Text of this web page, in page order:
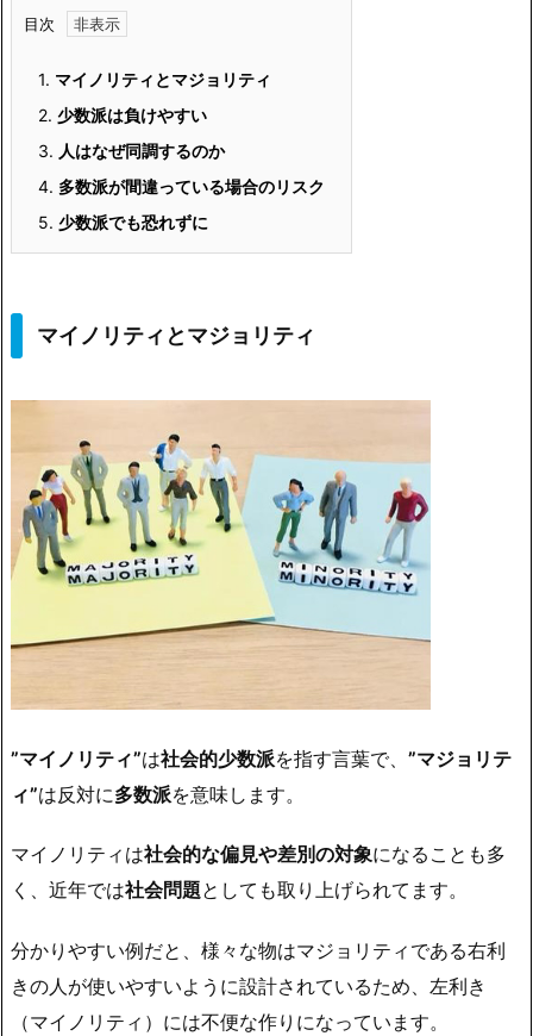
目次
1. マイノリティとマジョリティ
2. 少数派は負けやすい
3. 人はなぜ同調するのか
4. 多数派が間違っている場合のリスク
5. 少数派でも恐れずに
マイノリティとマジョリティ
”マイノリティ”は社会的少数派を指す言葉で、 ”マジョリテ
ィ”は反対に多数派を意味します。
マイノリティは社会的な偏見や差別の対象になることも多
く、近年では社会問題としても取り上げられてます。
分かりやすい例だと、様々な物はマジョリティである右利
きの人が使いやすいように設計されているため、左利き
（マイノリティ）には不便な作りになっています。